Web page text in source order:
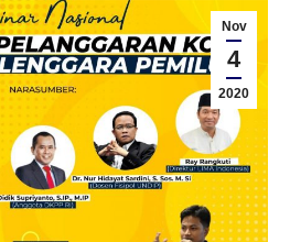
Nov
4
2020